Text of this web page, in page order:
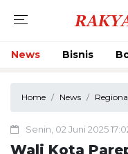
News Bisnis
Home News
Senin, 02 Juni 2025
Wali Kota